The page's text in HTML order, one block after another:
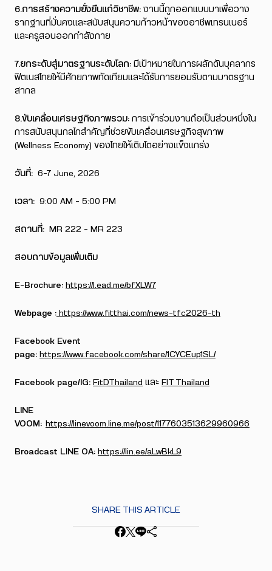
6.การสร้างความยั่งยืนแก่วิชาชีพ: งานนี้ถูกออกแบบมาเพื่อวาง
รากฐานที่มั่นคงและสนับสนุนความก้าวหน้าของอาชีพเทรนเนอร์
และครูสอนออกกำลังกาย
7.ยกระดับสู่มาตรฐานระดับโลก: มีเป้าหมายในการผลักดันบุคลากร
ฟิตเนสไทยให้มีศักยภาพทัดเทียมและได้รับการยอมรับตามมาตรฐาน
สากล
8.ขับเคลื่อนเศรษฐกิจภาพรวม: การเข้าร่วมงานถือเป็นส่วนหนึ่งใน
การสนับสนุนกลไกสำคัญที่ช่วยขับเคลื่อนเศรษฐกิจสุขภาพ
(Wellness Economy) ของไทยให้เติบโตอย่างแข็งแกร่ง
วันที่: 6-7 June, 2026
เวลา: 9:00 AM – 5:00 PM
สถานที่: MR 222 – MR 223
สอบถามข้อมูลเพิ่มเติม
E-Brochure: https://l.ead.me/bfXLW7
Webpage : https://www.fitthai.com/news-tfc2026-th
Facebook Event
page: https://www.facebook.com/share/1CYCEup1SL/
Facebook page/IG: FitDThailand และ FIT Thailand
LINE
VOOM: https://linevoom.line.me/post/1177603513629960966
Broadcast LINE OA: https://lin.ee/aLwBkL9
SHARE THIS ARTICLE